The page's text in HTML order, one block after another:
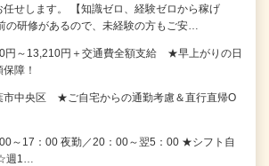
任せします。 【知識ゼロ、経験ゼロから稼げ
の研修があるので、未経験の方もご安…
円～13,210円＋交通費全額支給 ★早上がりの日
障！
市中央区 ★ご自宅からの通勤考慮＆直行直帰O
～17：00 夜勤／20：00～翌5：00 ★シフト自
週1…